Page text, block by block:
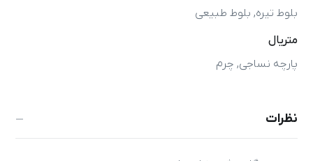
بلوط تیره, بلوط طبیعی
متریال
پارچه نساجی, چرم
نظرات